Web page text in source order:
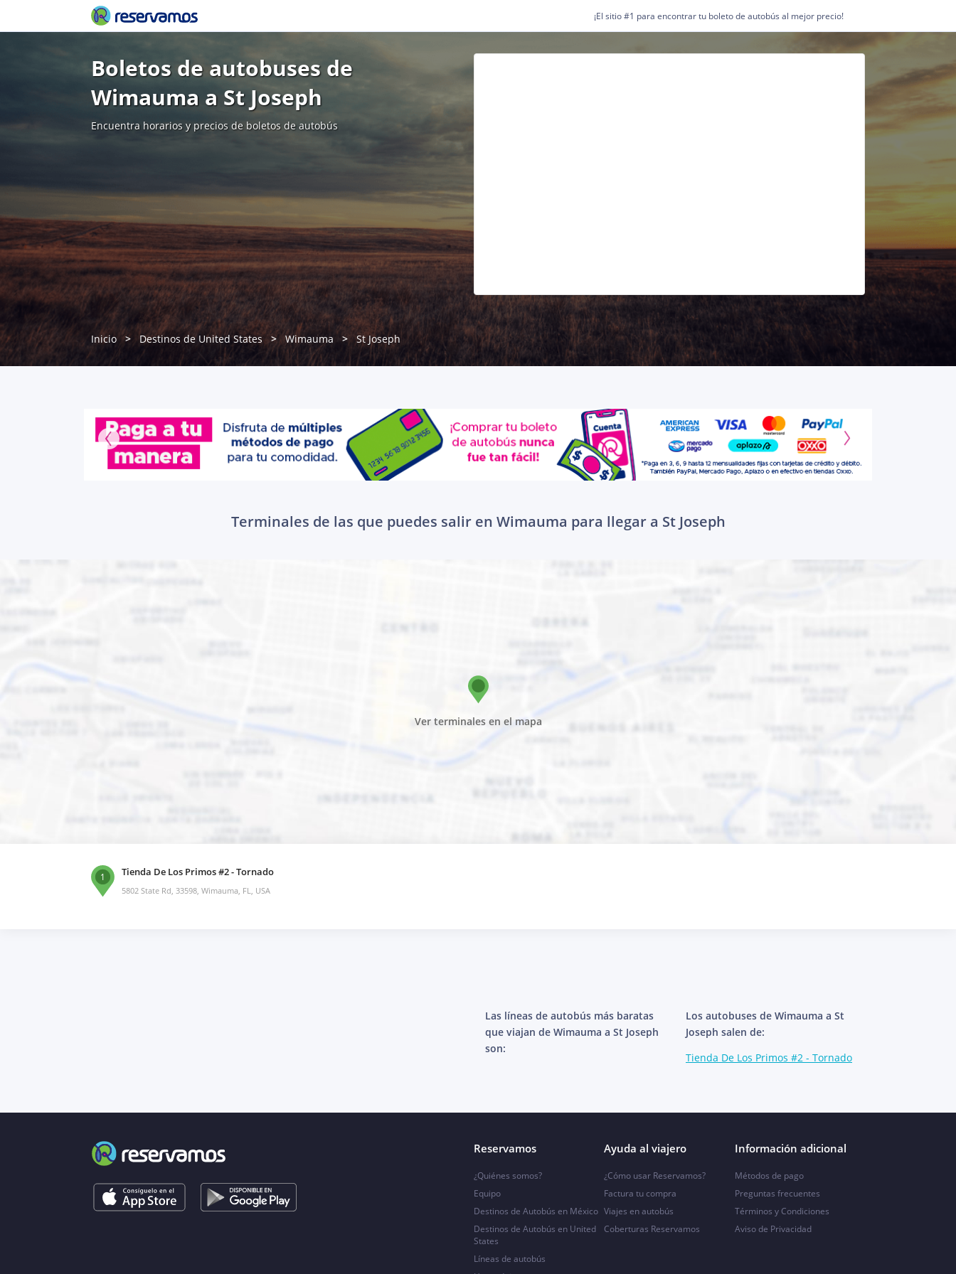
¡El sitio #1 para encontrar tu boleto de autobús al mejor precio!
Boletos de autobuses de
Wimauma a St Joseph
Encuentra horarios y precios de boletos de autobús
Inicio Destinos de United States Wimauma St Joseph
Terminales de las que puedes salir en Wimauma para llegar a St Joseph
Ver terminales en el mapa
1 Tienda De Los Primos #2 - Tornado
5802 State Rd, 33598, Wimauma, FL, USA
Las líneas de autobús más baratas
que viajan de Wimauma a St Joseph
son:
Los autobuses de Wimauma a St
Joseph salen de:
Tienda De Los Primos #2 - Tornado
Reservamos
¿Quiénes somos?
Equipo
Destinos de Autobús en México
Destinos de Autobús en United
States
Líneas de autobús
Ayuda al viajero
¿Cómo usar Reservamos?
Factura tu compra
Viajes en autobús
Coberturas Reservamos
Información adicional
Métodos de pago
Preguntas frecuentes
Términos y Condiciones
Aviso de Privacidad